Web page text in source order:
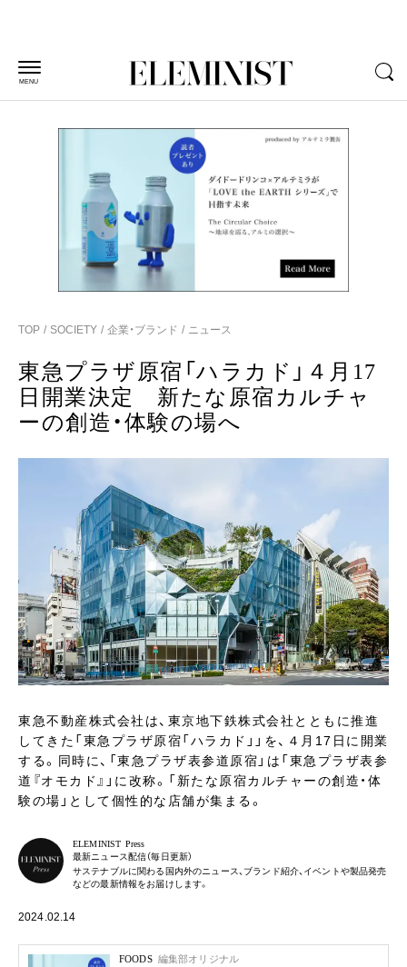
MENU
TOP SOCIETY 企業・ブランド ニュース
東急プラザ原宿「ハラカド」４月17
日開業決定 新たな原宿カルチャ
ーの創造・体験の場へ
東急不動産株式会社は、東京地下鉄株式会社とともに推進
してきた「東急プラザ原宿「ハラカド」」を、４月17日に開業
する。同時に、「東急プラザ表参道原宿」は「東急プラザ表参
道『オモカド』」に改称。「新たな原宿カルチャーの創造・体
験の場」として個性的な店舗が集まる。
ELEMINIST Press
最新ニュース配信（毎日更新）
サステナブルに関わる国内外のニュース、ブランド紹介、イベントや製品発売
などの最新情報をお届けします。
2024.02.14
FOODS 編集部オリジナル